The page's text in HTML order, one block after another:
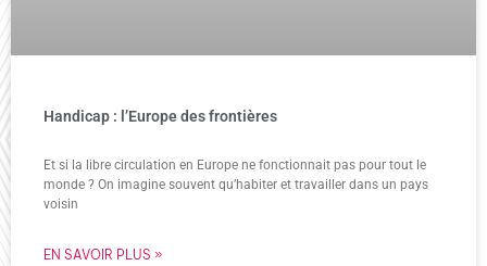
Handicap : l’Europe des frontières
Et si la libre circulation en Europe ne fonctionnait pas pour tout le
monde ? On imagine souvent qu’habiter et travailler dans un pays
voisin
EN SAVOIR PLUS »